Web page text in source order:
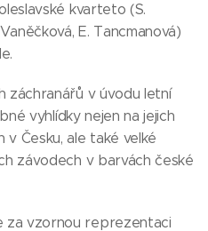
kvarteto (S.
E. Tancmanová)
záchranářů v úvodu letní
vyhlídky nejen na jejich
v Česku, ale také velké
závodech v barvách české
za vzornou reprezentaci